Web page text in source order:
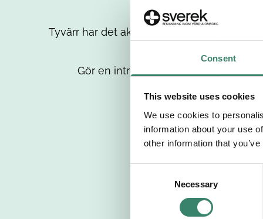
Consent
This website uses cookies
We use cookies to
information about your use
other information that
Necessary
Tyvärr har det aktuella jobbet tagits bort
Gör en intresseanmälan så